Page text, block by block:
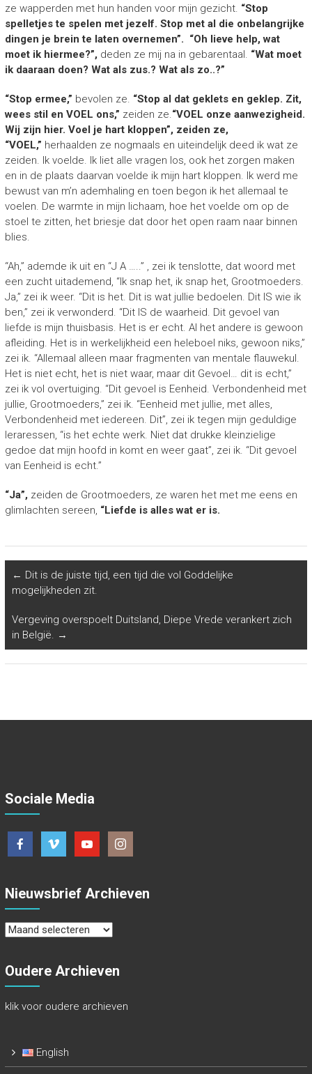
ze wapperden met hun handen voor mijn gezicht. “Stop
spelletjes te spelen met jezelf. Stop met al die onbelangrijke
dingen je brein te laten overnemen”. “Oh lieve help, wat
moet ik hiermee?”, deden ze mij na in gebarentaal. “Wat moet
ik daaraan doen? Wat als zus.? Wat als zo..?”
“Stop ermee,” bevolen ze. “Stop al dat geklets en geklep. Zit,
wees stil en VOEL ons,” zeiden ze.“VOEL onze aanwezigheid.
Wij zijn hier. Voel je hart kloppen”, zeiden ze,
“VOEL,” herhaalden ze nogmaals en uiteindelijk deed ik wat ze
zeiden. Ik voelde. Ik liet alle vragen los, ook het zorgen maken
en in de plaats daarvan voelde ik mijn hart kloppen. Ik werd me
bewust van m’n ademhaling en toen begon ik het allemaal te
voelen. De warmte in mijn lichaam, hoe het voelde om op de
stoel te zitten, het briesje dat door het open raam naar binnen
blies.
“Ah,” ademde ik uit en “J A …..” , zei ik tenslotte, dat woord met
een zucht uitademend, “Ik snap het, ik snap het, Grootmoeders.
Ja,” zei ik weer. “Dit is het. Dit is wat jullie bedoelen. Dit IS wie ik
ben,” zei ik verwonderd. “Dit IS de waarheid. Dit gevoel van
liefde is mijn thuisbasis. Het is er echt. Al het andere is gewoon
afleiding. Het is in werkelijkheid een heleboel niks, gewoon niks,”
zei ik. “Allemaal alleen maar fragmenten van mentale flauwekul.
Het is niet echt, het is niet waar, maar dit Gevoel… dit is echt,”
zei ik vol overtuiging. “Dit gevoel is Eenheid. Verbondenheid met
jullie, Grootmoeders,” zei ik. “Eenheid met jullie, met alles,
Verbondenheid met iedereen. Dit”, zei ik tegen mijn geduldige
leraressen, “is het echte werk. Niet dat drukke kleinzielige
gedoe dat mijn hoofd in komt en weer gaat”, zei ik. “Dit gevoel
van Eenheid is echt.”
“Ja”, zeiden de Grootmoeders, ze waren het met me eens en
glimlachten sereen, “Liefde is alles wat er is.
← Dit is de juiste tijd, een tijd die vol Goddelijke
mogelijkheden zit.
Vergeving overspoelt Duitsland, Diepe Vrede verankert zich
in België. →
Sociale Media
Nieuwsbrief Archieven
Nieuwsbrief
Oudere Archieven
klik voor oudere archieven
English